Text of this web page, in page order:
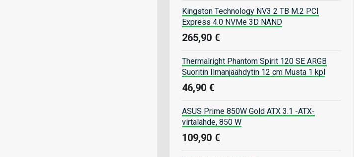
Kingston Technology NV3 2 TB M.2 PCI
Express 4.0 NVMe 3D NAND
265,90 €
Thermalright Phantom Spirit 120 SE ARGB
Suoritin Ilmanjäähdytin 12 cm Musta 1 kpl
46,90 €
ASUS Prime 850W Gold ATX 3.1 -ATX-
virtalähde, 850 W
109,90 €